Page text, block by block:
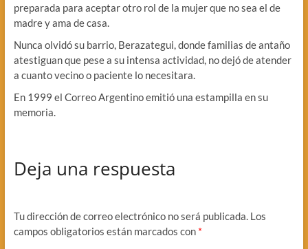
preparada para aceptar otro rol de la mujer que no sea el de
madre y ama de casa.
Nunca olvidó su barrio, Berazategui, donde familias de antaño
atestiguan que pese a su intensa actividad, no dejó de atender
a cuanto vecino o paciente lo necesitara.
En 1999 el Correo Argentino emitió una estampilla en su
memoria.
Deja una respuesta
Tu dirección de correo electrónico no será publicada. Los
campos obligatorios están marcados con *